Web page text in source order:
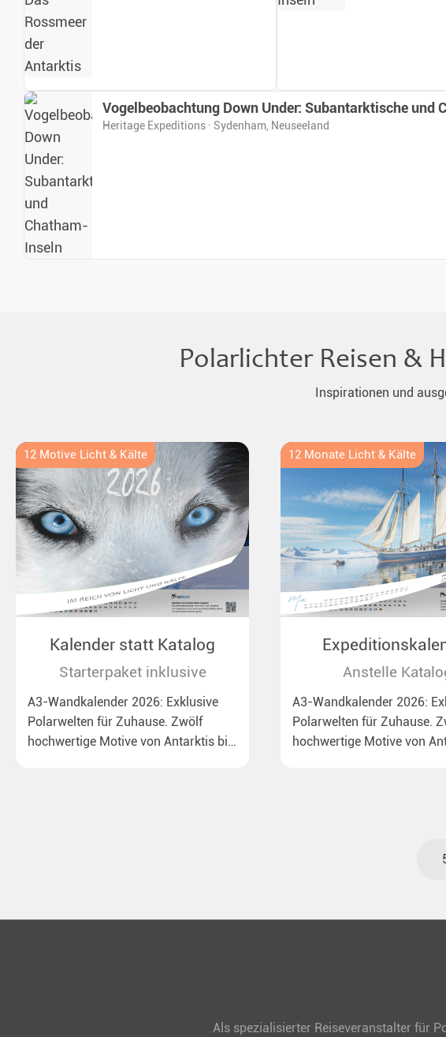
Vogelbeobachtung Down Under: Subantarktische und
Heritage Expeditions · Sydenham, Neuseeland
Polarlichter Reisen &
Inspirationen und
12 Motive Licht & Kälte
Kalender statt Katalog
Starterpaket inklusive
A3-Wandkalender 2026: Exklusive
Polarwelten für Zuhause. Zwölf
hochwertige Motive von Antarktis bis
12 Monate Licht & Kälte
Anstelle
A3-Wandkalender 2026:
Polarwelten für Zuhause.
hochwertige Motive von
Grönland. Ideal für alle
Als spezialisierter Reiseveranstalter für